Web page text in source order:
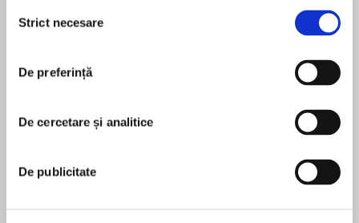
consimțământului
Strict necesare
De preferință
De cercetare și analitice
De publicitate
Times bestselling author
Jenna Landon has spent her life aiming for
perfection — and missing. The pressure and
disappointment has been hard to deal with and
În acest moment nu există recenzii
Naima Simone
USA TODAYbestselling author Naima Simone
writes romance with heart, humor and heat. Her